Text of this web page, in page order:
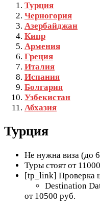
Турция
Черногория
Азербайджан
Кипр
Армения
Греция
Италия
Испания
Болгария
Узбекистан
Абхазия
Турция
Не нужна виза (до
Туры стоят от
[tp_link] Проверка
Destination
от 10500 руб.